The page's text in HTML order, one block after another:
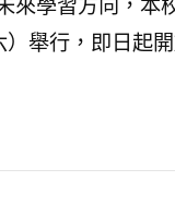
來學習方向，本
舉行，即日起開